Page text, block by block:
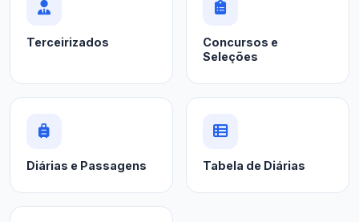
Terceirizados
Concursos e
Seleções
Diárias e Passagens Tabela de Diárias